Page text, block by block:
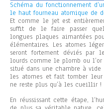
Schéma du fonctionnement
le haut fourneau atomique de
Et comme le jet est
suffit de le faire passer
longues plaques aimantées
élémentaires. Les atomes
seront fortement déviés par
lourds comme le plomb ou
situé dans une chambre à
les atomes et fait tomber leur
ne reste plus qu’à les cueillir !
En réussissant cette étape,